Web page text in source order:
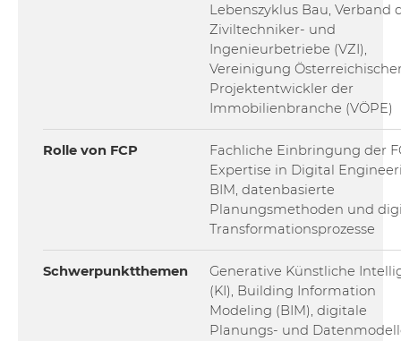
Lebenszyklus Bau, Verband
Ziviltechniker- und
Ingenieurbetriebe (VZI),
Vereinigung
Projektentwickler der
Immobilienbranche (VÖPE)
Rolle von FCP
Fachliche Einbringung der
Expertise in Digital
BIM, datenbasierte
Planungsmethoden und
Transformationsprozesse
Schwerpunktthemen
Generative Künstliche
(KI), Building Information
Modeling (BIM), digitale
Planungs- und